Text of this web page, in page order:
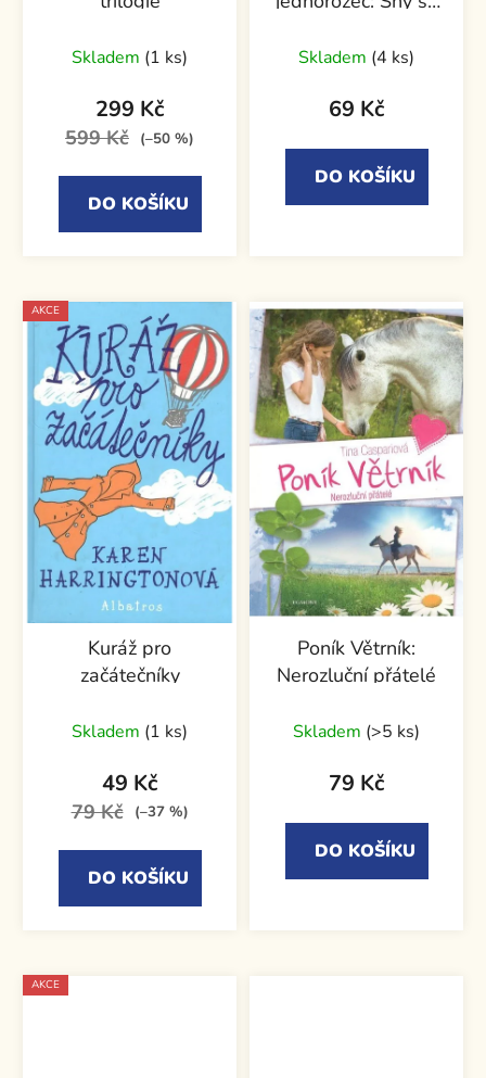
Skladem (1 ks)
299 Kč
599 Kč (–50 %)
DO KOŠÍKU
Skladem (4 ks)
69 Kč
DO KOŠÍKU
AKCE
Kuráž pro
začátečníky
Skladem (1 ks)
49 Kč
79 Kč (–37 %)
DO KOŠÍKU
Poník Větrník:
Nerozluční přátelé
Skladem (>5 ks)
79 Kč
DO KOŠÍKU
AKCE